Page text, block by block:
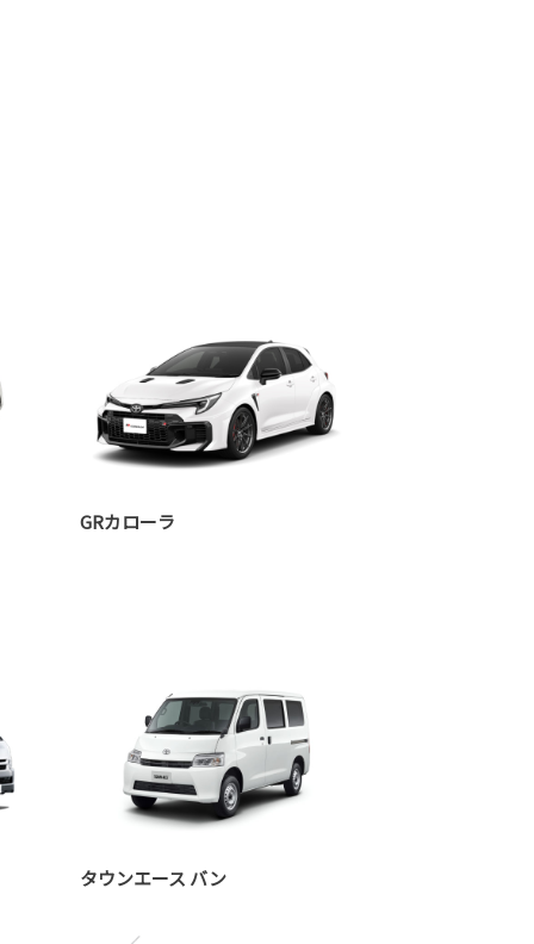
GRカローラ
タウンエース バン